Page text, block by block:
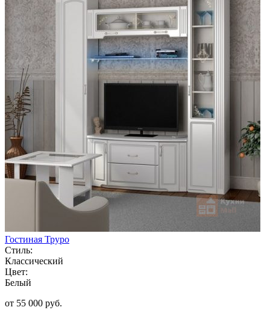
Гостиная Труро
Стиль:
Классический
Цвет:
Белый
от 55 000 руб.